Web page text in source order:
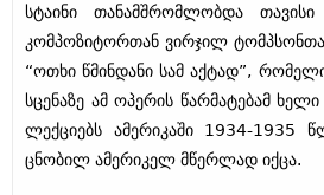
სტაინი თანამშრომლობდა
კომპოზიტორთან ვირჯილ
“ოთხი წმინდანი სამ აქტად”,
სცენაზე ამ ოპერის წარმატებამ
ლექციებს ამერიკაში 1934-1935
ცნობილ ამერიკელ მწერლად იქცა.